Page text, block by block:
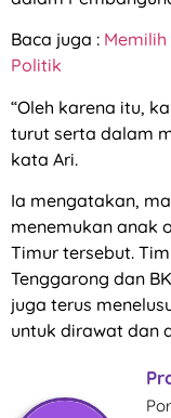
Baca juga :
Politik
“Oleh karena itu,
turut serta dalam
kata Ari.
Ia mengatakan,
menemukan anak
Timur tersebut.
Tenggarong dan
juga terus
untuk dirawat dan